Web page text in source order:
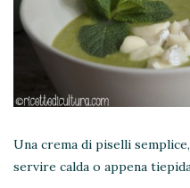
Una crema di piselli
servire calda o appena